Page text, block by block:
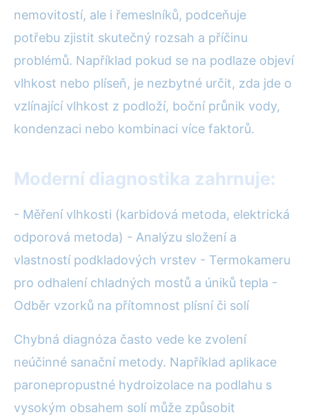
nemovitostí, ale i řemeslníků, podceňuje
potřebu zjistit skutečný rozsah a příčinu
problémů. Například pokud se na podlaze objeví
vlhkost nebo plíseň, je nezbytné určit, zda jde o
vzlínající vlhkost z podloží, boční průnik vody,
kondenzaci nebo kombinaci více faktorů.
Moderní diagnostika zahrnuje:
- Měření vlhkosti (karbidová metoda, elektrická
odporová metoda) - Analýzu složení a
vlastností podkladových vrstev - Termokameru
pro odhalení chladných mostů a úniků tepla -
Odběr vzorků na přítomnost plísní či solí
Chybná diagnóza často vede ke zvolení
neúčinné sanační metody. Například aplikace
paronepropustné hydroizolace na podlahu s
vysokým obsahem solí může způsobit